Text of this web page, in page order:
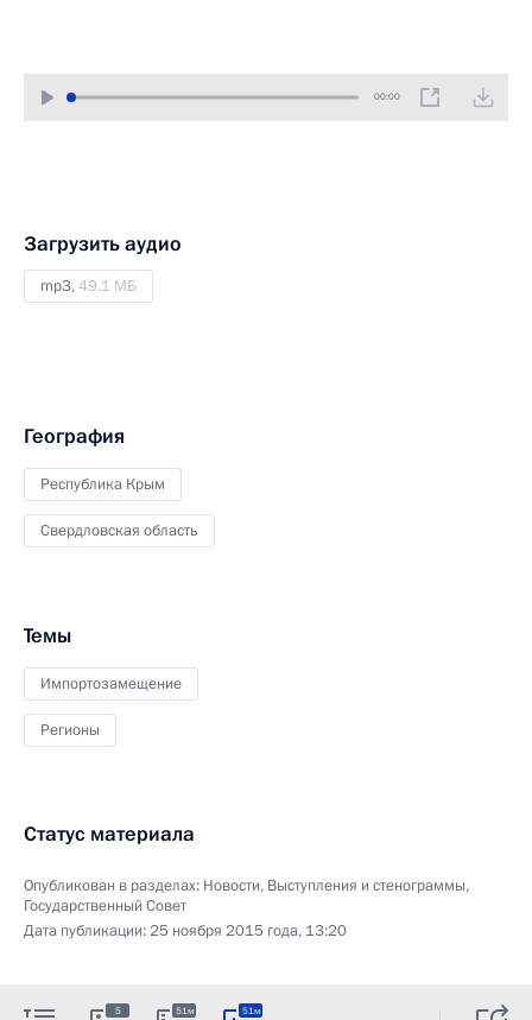
00:00
Загрузить аудио
mp3,49.1 МБ
География
Республика Крым
Свердловская область
Темы
Импортозамещение
Регионы
Статус материала
Опубликован в разделах: Новости, Выступления и стенограммы,
Государственный Совет
Дата публикации:25 ноября 2015 года, 13:20
5 51м 51м